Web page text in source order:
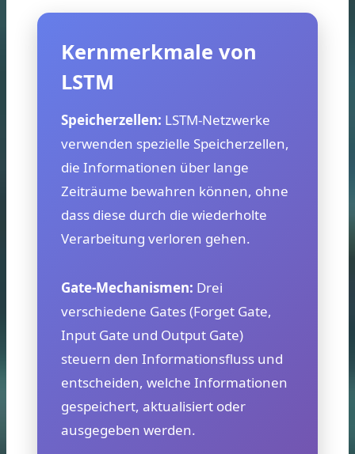
Kernmerkmale von
LSTM
Speicherzellen: LSTM-Netzwerke
verwenden spezielle Speicherzellen,
die Informationen über lange
Zeiträume bewahren können, ohne
dass diese durch die wiederholte
Verarbeitung verloren gehen.
Gate-Mechanismen: Drei
verschiedene Gates (Forget Gate,
Input Gate und Output Gate)
steuern den Informationsfluss und
entscheiden, welche Informationen
gespeichert, aktualisiert oder
ausgegeben werden.